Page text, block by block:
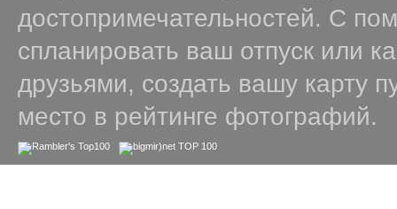
достопримечательностей. С
спланировать ваш отпуск или
друзьями, создать вашу карту
место в рейтинге фотографий.